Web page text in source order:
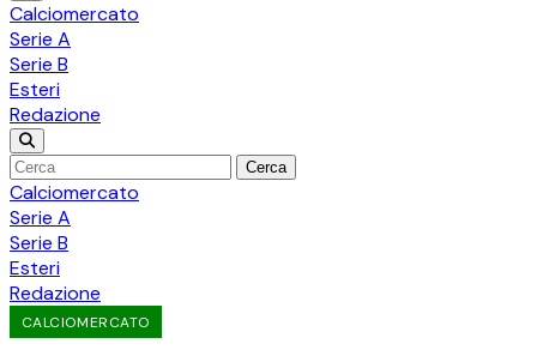
Calciomercato
Serie A
Serie B
Esteri
Redazione
Cerca
Calciomercato
Serie A
Serie B
Esteri
Redazione
CALCIOMERCATO